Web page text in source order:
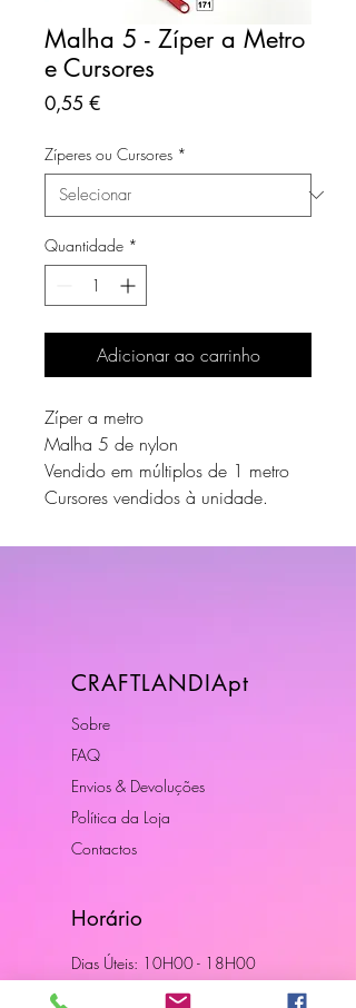
Malha 5 - Zíper a Metro
e Cursores
0,55 €Preço
Zíperes ou Cursores *
Quantidade *
Adicionar ao carrinho
Zíper a metro
Malha 5 de nylon
Vendido em múltiplos de 1 metro
Cursores vendidos à unidade.
CRAFTLANDIApt
Sobre
FAQ
Envios & Devoluções
Política da Loja
Contactos
Horário
Dias Úteis: 10H00 - 18H00